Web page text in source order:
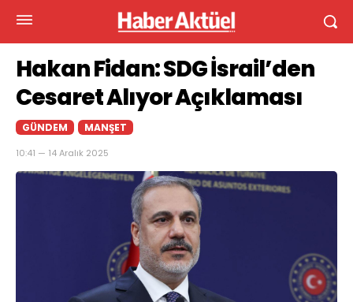
Hakan Fidan: SDG İsrail’den
Cesaret Alıyor Açıklaması
GÜNDEM MANŞET
10:41 — 14 Aralık 2025